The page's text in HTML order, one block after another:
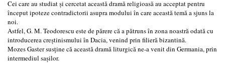
Cei care au studiat şi cercetat această dramă religioasă au acceptat pentru
început ipoteze contradictorii asupra modului în care această temă a sjuns la
noi.
Astfel, G. M. Teodorescu este de părere că a pătruns în zona noastră odată cu
introducerea creştinismului în Dacia, venind prin filieră bizantină.
Mozes Gaster susține că această dramă liturgică ne-a venit din Germania, prin
intermediul saşilor.